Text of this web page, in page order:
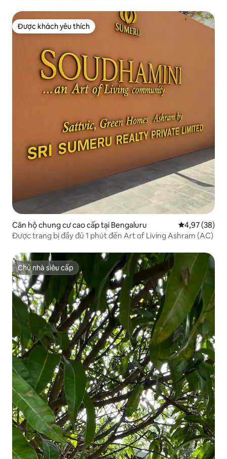
Được khách yêu thích
Được khách yêu thích
Căn hộ chung cư cao cấp tại Bengaluru Xếp hạng
4,97 (38)
Được trang bị đầy đủ 1 phút đến Art of Living Ashram (AC)
Chủ nhà siêu cấp
Chủ nhà siêu cấp